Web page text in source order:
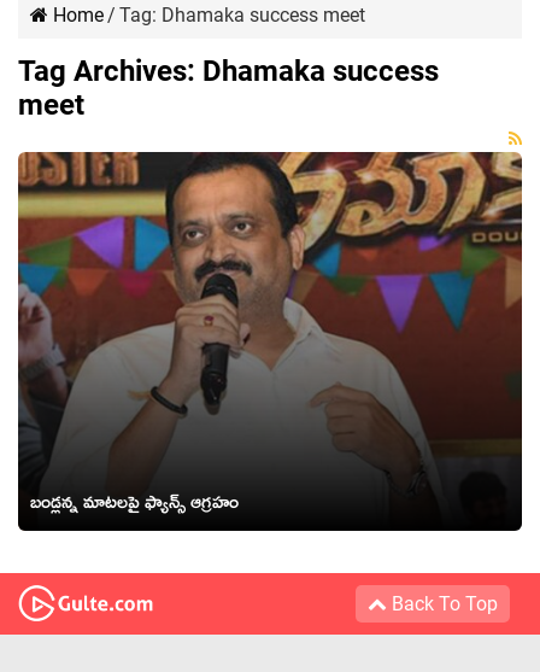
Home/ Tag: Dhamaka success meet
Tag Archives: Dhamaka success
meet
బండ్లన్న మాటలపై ఫ్యాన్స్ ఆగ్రహం
Back To Top